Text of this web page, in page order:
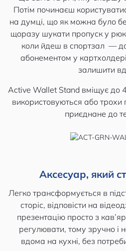
Потім починаєш
на думці, що як можна було
щоразу шукати пропуск у
коли йдеш в спортзал —
абонементом у
залишити
Active Wallet Stand вміщує до
використовуються або
приєднане до
Аксесуар, який
Легко трансформується в
сторіс, відповісти на
презентацію просто з
регулювати, тому зручно і
вдома на кухні, без